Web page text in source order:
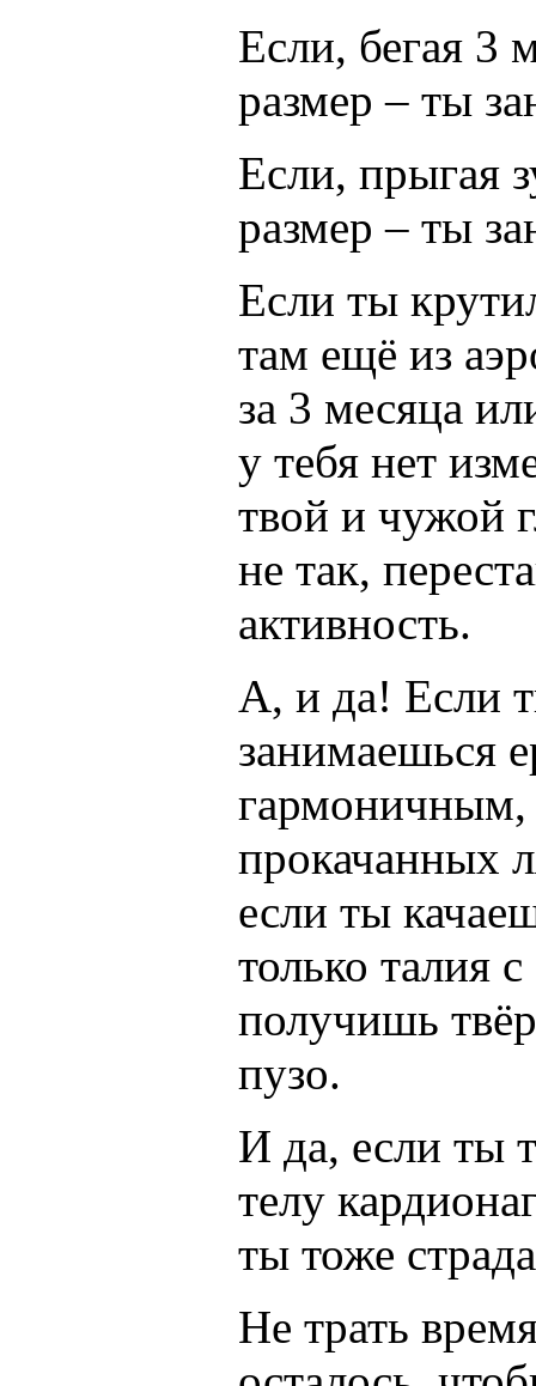
Если, бегая 3
размер – ты
Если, прыгая
размер – ты
Если ты
там ещё из
за 3 месяца
у тебя нет
твой и чужой
не так,
активность.
А, и да! Если
занимаешься
гармоничным,
прокачанных
если ты
только талия
получишь
пузо.
И да, если ты
телу
ты тоже
Не трать